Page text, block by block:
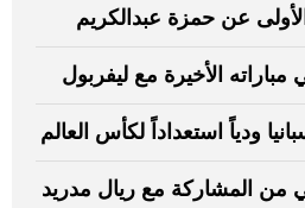
عن حمزة عبدالكريم
الأخيرة مع ليفربول
ودياً استعداداً لكأس العالم
من المشاركة مع ريال مدريد